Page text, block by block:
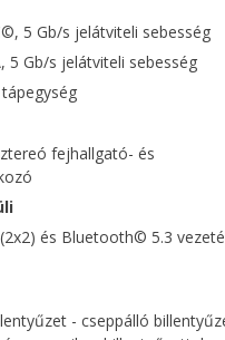
5 Gb/s jelátviteli sebesség
5 Gb/s jelátviteli sebesség
fejhallgató- és
és Bluetooth© 5.3
- cseppálló